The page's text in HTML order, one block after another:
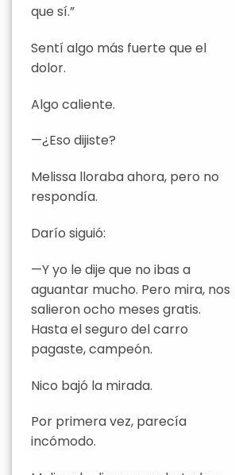
que sí.”
Sentí algo más fuerte que el
dolor.
Algo caliente.
—¿Eso dijiste?
Melissa lloraba ahora, pero no
respondía.
Darío siguió:
—Y yo le dije que no ibas a
aguantar mucho. Pero mira, nos
salieron ocho meses gratis.
Hasta el seguro del carro
pagaste, campeón.
Nico bajó la mirada.
Por primera vez, parecía
incómodo.